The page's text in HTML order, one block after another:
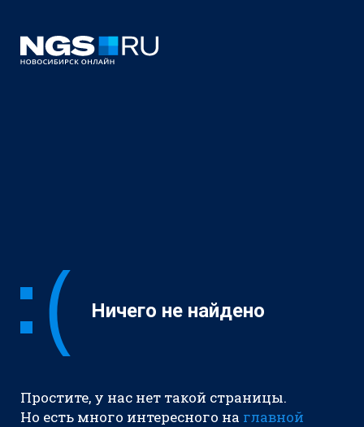
Ничего не найдено
Простите, у нас нет такой страницы.
Но есть много интересного на главной